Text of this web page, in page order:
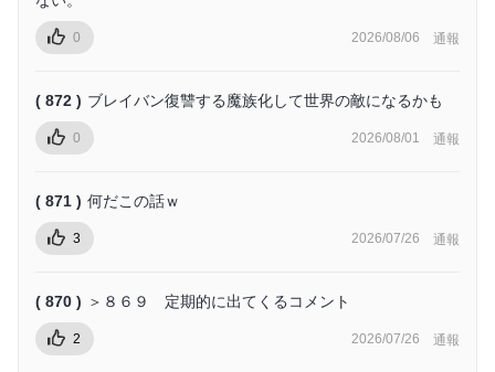
0 2026/08/06 通報
( 872 ) ブレイバン復讐する魔族化して世界の敵になるかも
0 2026/08/01 通報
( 871 ) 何だこの話ｗ
3 2026/07/26 通報
( 870 ) ＞８６９ 定期的に出てくるコメント
2 2026/07/26 通報